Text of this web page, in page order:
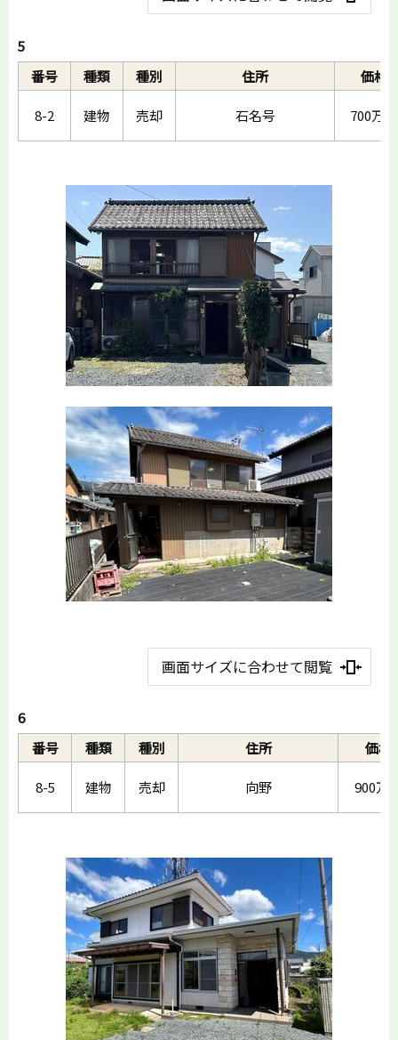
5
番号
種類 種別 住所 価格
8-2 建物 売却 石名号 700万円
画面サイズに合わせて閲覧
6
番号
種類 種別 住所 価格
8-5 建物 売却 向野 900万